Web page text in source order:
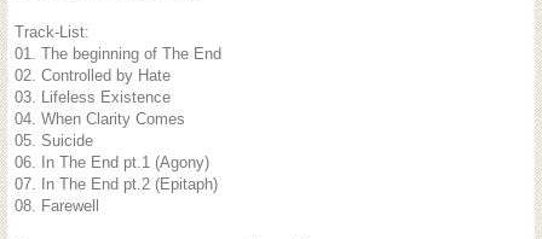
Track-List:
01. The beginning of The End
02. Controlled by Hate
03. Lifeless Existence
04. When Clarity Comes
05. Suicide
06. In The End pt.1 (Agony)
07. In The End pt.2 (Epitaph)
08. Farewell